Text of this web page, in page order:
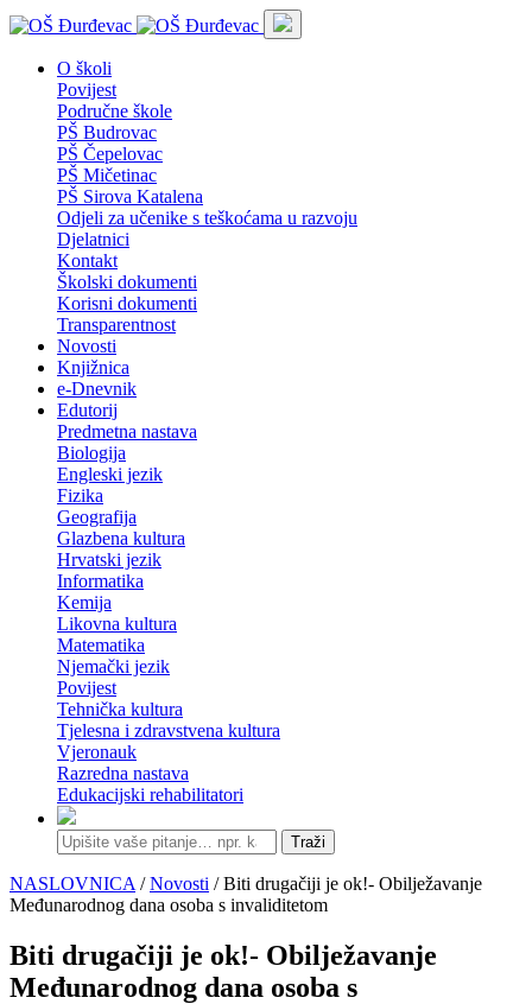
O školi
Povijest
Područne škole
PŠ Budrovac
PŠ Čepelovac
PŠ Mičetinac
PŠ Sirova Katalena
Odjeli za učenike s teškoćama u razvoju
Djelatnici
Kontakt
Školski dokumenti
Korisni dokumenti
Transparentnost
Novosti
Knjižnica
e-Dnevnik
Edutorij
Predmetna nastava
Biologija
Engleski jezik
Fizika
Geografija
Glazbena kultura
Hrvatski jezik
Informatika
Kemija
Likovna kultura
Matematika
Njemački jezik
Povijest
Tehnička kultura
Tjelesna i zdravstvena kultura
Vjeronauk
Razredna nastava
Edukacijski rehabilitatori
Traži
NASLOVNICA /Novosti / Biti drugačiji je ok!- Obilježavanje
Međunarodnog dana osoba s invaliditetom
Biti drugačiji je ok!- Obilježavanje
Međunarodnog dana osoba s